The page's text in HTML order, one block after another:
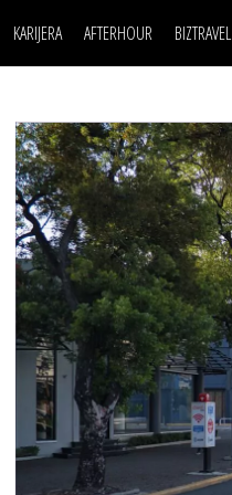
KARIJERA
LJUDI (HR)
MOJ UGAO
USAVRŠAVANJE
KNOW-HOW
AFTERHOUR
KNJIGE
AUTO SVET
STIL
WELLBEING
BIZTRAVEL
POSAO
MOJ UGAO
USAVRŠAVANJE
KNOW-HOW
FILM I SCENA
AUTO SVET
STIL
WELLBEING